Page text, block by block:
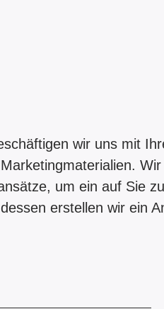
wir uns mit
um ein auf Sie
erstellen wir ein